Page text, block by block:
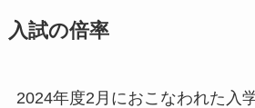
入試の倍率
2024年度2月におこなわれた入